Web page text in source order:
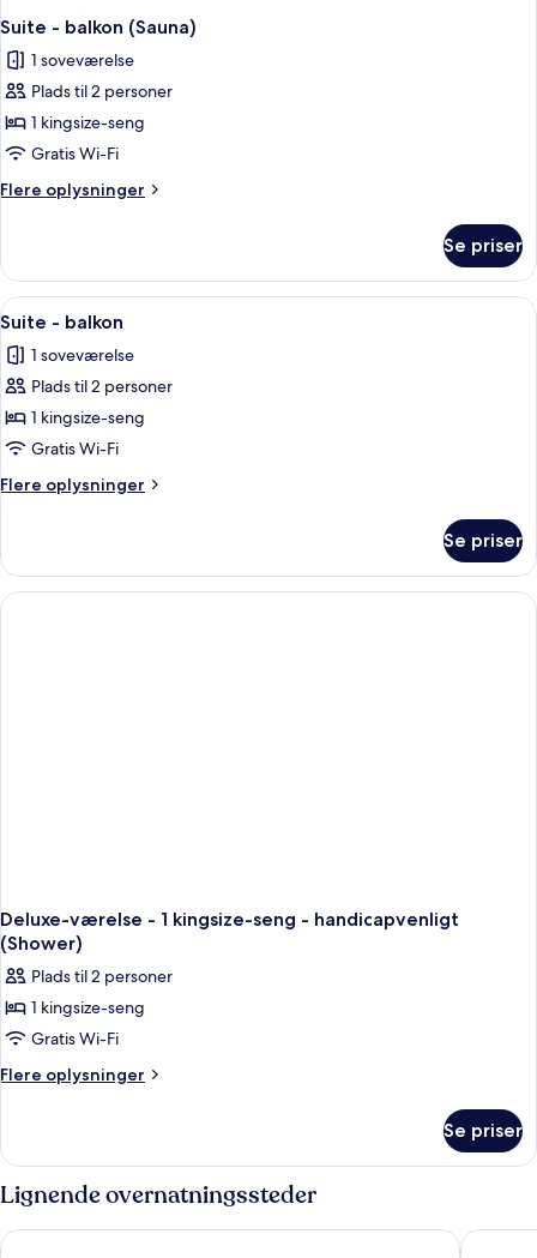
Suite - balkon (Sauna)
1 soveværelse
Plads til 2 personer
1 kingsize-seng
Gratis Wi-Fi
Flere oplysninger
Flere
-
balkon
(Sauna)
Se priser
Indlæs
alle
billeder
af
Suite
-
balkon
Et hotelværelse med en stor seng,
3
Suite - balkon
1 soveværelse
Plads til 2 personer
1 kingsize-seng
Gratis Wi-Fi
Flere oplysninger
Flere
-
balkon
Se priser
Deluxe-værelse - 1 kingsize-seng - handicapvenligt
(Shower)
Plads til 2 personer
1 kingsize-seng
Gratis Wi-Fi
Flere oplysninger
Flere
værelse
1
seng
Se priser
Lignende overnatningssteder
Fraser Suites Hamburg Scandic